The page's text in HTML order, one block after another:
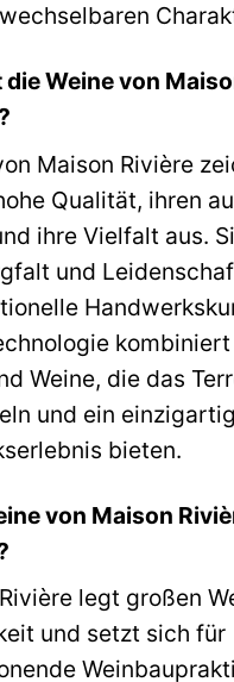
Weine von
Maison Rivière
Qualität, ihren
ihre Vielfalt aus.
und
Weine, die das
und ein
bieten.
von Maison
legt großen
und setzt sich für